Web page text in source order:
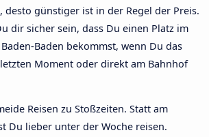
desto günstiger ist in der Regel der Preis.
dir sicher sein, dass Du einen Platz im
Baden bekommst, wenn Du das
Moment oder direkt am Bahnhof
Reisen zu Stoßzeiten. Statt am
Du lieber unter der Woche reisen.